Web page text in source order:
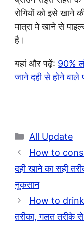
रोगियों को इसे खाने
मात्रा मे खाने से
है।
यहां और पढ़ें: 90%
जाने दही से होने
Categories
All Update
How to
दही खाने का सही
नुकसान
How to drink
तरीका, गलत तरीके से